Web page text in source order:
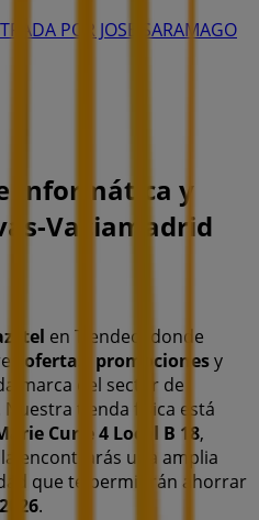
POR JOSE SARAMAGO
Informática y
Vaciamadrid
en Tiendeo, donde
ofertas promocionesy
marca del sector de
Nuestra tienda física está
Curie 4 Local B 18,
encontrarás una amplia
que te permitirán ahorrar
.